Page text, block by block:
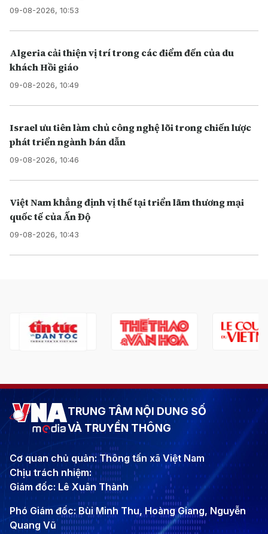
09-08-2026, 10:53
Algeria cải thiện vị trí trong các điểm đến của du
khách Hồi giáo
09-08-2026, 10:49
Israel ưu tiên làm chủ công nghệ lõi trong chiến lược
phát triển ngành bán dẫn
09-08-2026, 10:46
Việt Nam khẳng định vị thế tại triển lãm thương mại
quốc tế của Ấn Độ
09-08-2026, 10:43
TRUNG TÂM NỘI DUNG SỐ
VÀ TRUYỀN THÔNG
Cơ quan chủ quản: Thông tấn xã Việt Nam
Chịu trách nhiệm:
Giám đốc: Lê Xuân Thành
Phó Giám đốc: Bùi Minh Thu, Hoàng Giang, Nguyễn
Quang Vũ